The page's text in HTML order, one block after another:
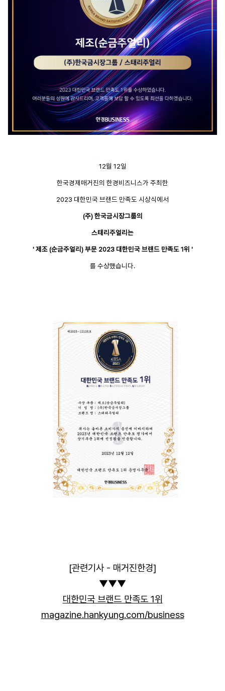
12월 12일
한국경제매거진의 한경비즈니스가 주최한
2023 대한민국 브랜드 만족도 시상식에서
(주) 한국금시장그룹의
스태리주얼리는
' 제조 (순금주얼리) 부문 2023 대한민국 브랜드 만족도 1위 '
를 수상했습니다.
[관련기사 - 매거진한경]
▼▼▼
대한민국 브랜드 만족도 1위
magazine.hankyung.com/business